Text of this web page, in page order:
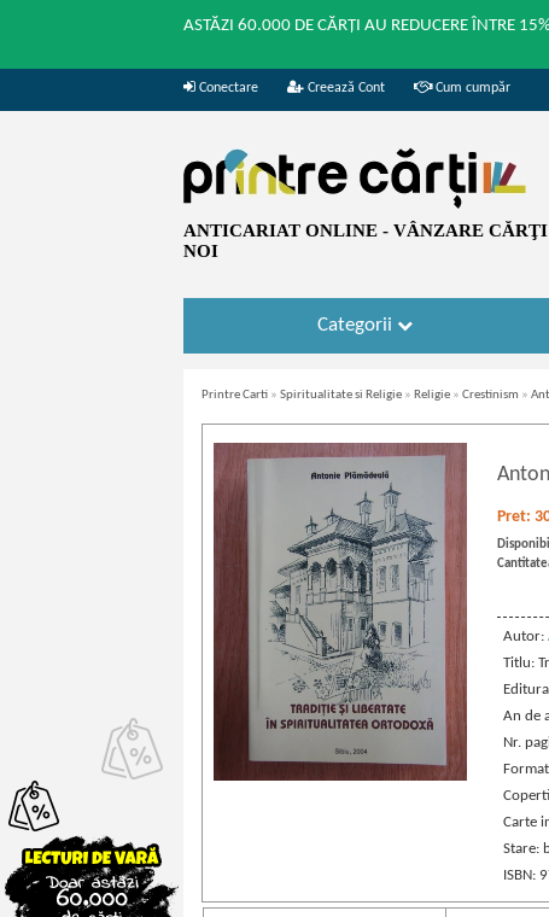
ASTĂZI 60.000 DE CĂRȚI AU REDUCERE ÎNTRE
Conectare Creează Cont Cum cumpăr
ANTICARIAT ONLINE - VÂNZARE
NOI
Categorii
Printre Carti » Spiritualitate si Religie » Religie » Crestinism »
Pret:
Autor:
Titlu:
An de
Nr.
Carte
Stare:
ISBN: